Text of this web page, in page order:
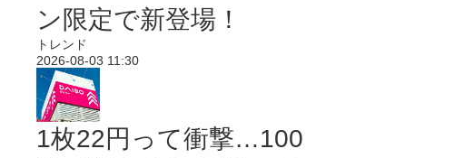
ン限定で新登場！
トレンド
2026-08-03 11:30
1枚22円って衝撃…100